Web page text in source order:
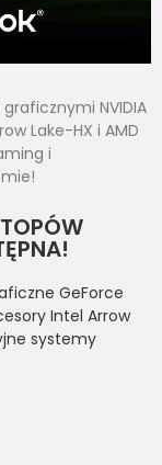
NVIDIA
Lake-HX i AMD
i
GeForce
Intel Arrow
systemy